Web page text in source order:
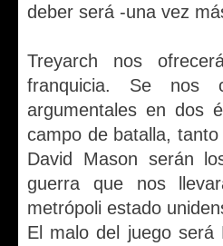
deber será -una vez
Treyarch nos
franquicia. Se nos
argumentales en dos
campo de batalla,
David Mason serán
guerra que nos
metrópoli estado
El malo del juego será